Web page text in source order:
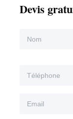
Devis